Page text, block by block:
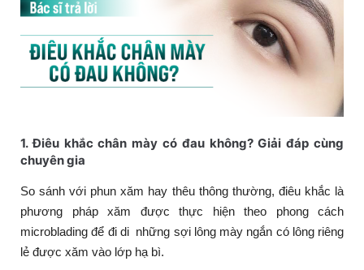
1. Điêu khắc chân mày có đau không? Giải đáp cùng
chuyên gia
So sánh với phun xăm hay thêu thông thường, điêu khắc là
phương pháp xăm được thực hiện theo phong cách
microblading để đi di những sợi lông mày ngắn có lông riêng
lẻ được xăm vào lớp hạ bì.